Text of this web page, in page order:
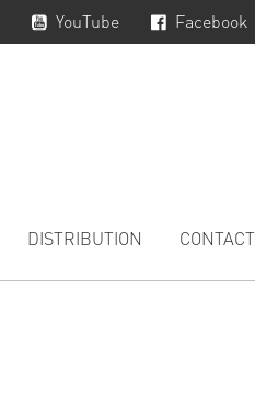
Facebook
YouTube
DISTRIBUTION CONTACT